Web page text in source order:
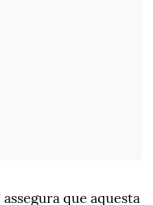
que aquesta